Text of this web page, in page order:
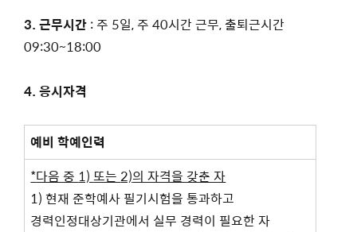
3.근무시간 : 주 5일, 주 40시간 근무, 출퇴근시간
09:30~18:00
4.응시자격
예비 학예인력
*다음 중 1)또는2)의 자격을 갖춘 자
1) 현재 준학예사 필기시험을 통과하고
경력인정대상기관에서 실무 경력이 필요한 자